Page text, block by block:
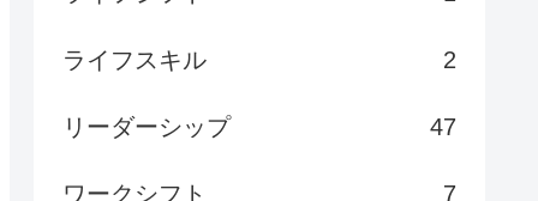
ライフスキル 2
リーダーシップ 47
ワークシフト 7